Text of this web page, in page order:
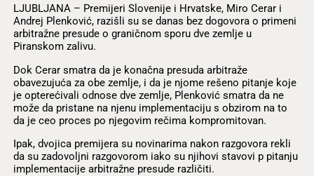
LJUBLJANA – Premijeri Slovenije i Hrvatske, Miro Cerar i
Andrej Plenković, razišli su se danas bez dogovora o primeni
arbitražne presude o graničnom sporu dve zemlje u
Piranskom zalivu.
Dok Cerar smatra da je konačna presuda arbitraže
obavezujuća za obe zemlje, i da je njome rešeno pitanje koje
je opterećivali odnose dve zemlje, Plenković smatra da ne
može da pristane na njenu implementaciju s obzirom na to
da je ceo proces po njegovim rečima kompromitovan.
Ipak, dvojica premijera su novinarima nakon razgovora rekli
da su zadovoljni razgovorom iako su njihovi stavovi p pitanju
implementacije arbitražne presude različiti.